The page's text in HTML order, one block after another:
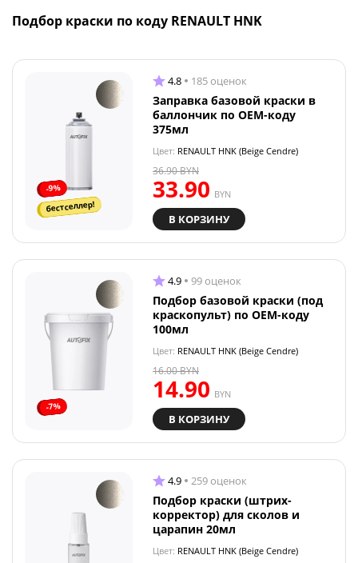
Подбор краски по коду RENAULT HNK
-9%
бестселлер!
4.8 185 оценок
Заправка базовой краски в
баллончик по OEM-коду
375мл
Цвет: RENAULT HNK (Beige Cendre)
33.90 BYN
36.90BYN
В КОРЗИНУ
-7%
4.9 99 оценок
Подбор базовой краски (под
краскопульт) по OEM-коду
100мл
Цвет: RENAULT HNK (Beige Cendre)
14.90 BYN
16.00BYN
В КОРЗИНУ
4.9 259 оценок
Подбор краски (штрих-
корректор) для сколов и
царапин 20мл
Цвет: RENAULT HNK (Beige Cendre)